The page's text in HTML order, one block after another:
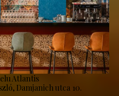
Atlantis
Damjanich utca 10.